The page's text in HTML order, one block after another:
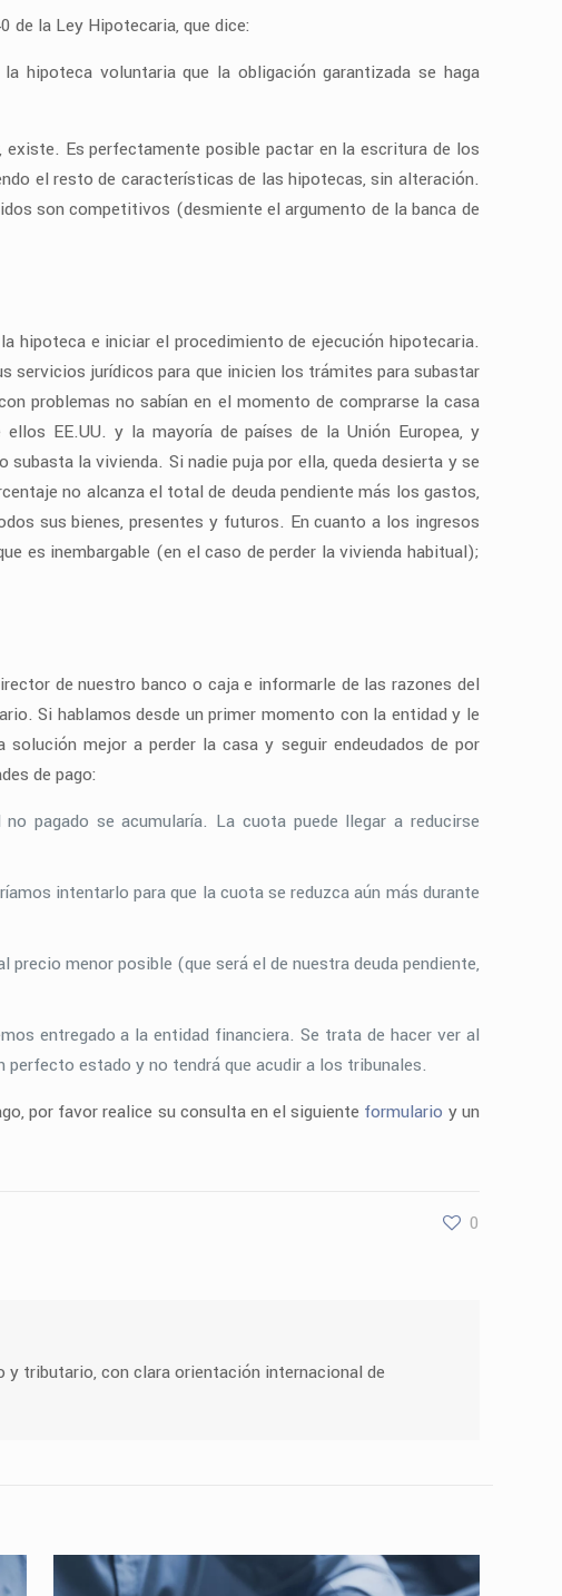
de la Ley Hipotecaria, que dice:
hipoteca voluntaria que la obligación garantizada se haga
Es perfectamente posible pactar en la escritura de los
el resto de características de las hipotecas, sin alteración.
son competitivos (desmiente el argumento de la banca de
hipoteca e iniciar el procedimiento de ejecución hipotecaria.
servicios jurídicos para que inicien los trámites para subastar
problemas no sabían en el momento de comprarse la casa
EE.UU. y la mayoría de países de la Unión Europea, y
la vivienda. Si nadie puja por ella, queda desierta y se
no alcanza el total de deuda pendiente más los gastos,
sus bienes, presentes y futuros. En cuanto a los ingresos
es inembargable (en el caso de perder la vivienda habitual);
de nuestro banco o caja e informarle de las razones del
Si hablamos desde un primer momento con la entidad y le
mejor a perder la casa y seguir endeudados de por
de pago:
pagado se acumularía. La cuota puede llegar a reducirse
intentarlo para que la cuota se reduzca aún más durante
menor posible (que será el de nuestra deuda pendiente,
entregado a la entidad financiera. Se trata de hacer ver al
estado y no tendrá que acudir a los tribunales.
por favor realice su consulta en el siguiente formulario y un
0
y tributario, con clara orientación internacional de